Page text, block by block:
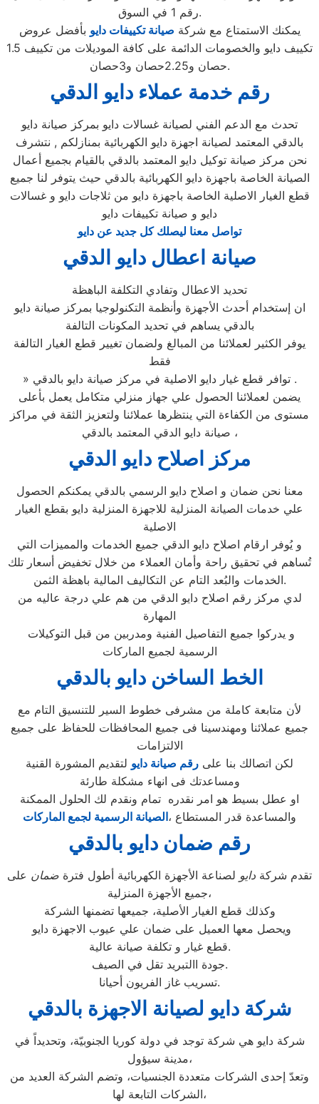
رقم 1 في السوق.
يمكنك الاستمتاع مع شركة صيانة تكييفات دايو بأفضل عروض
تكييف دايو والخصومات الدائمة على كافة الموديلات من تكييف 1.5
حصان و2.25حصان و3حصان.
رقم خدمة عملاء دايو الدقي
تحدث مع الدعم الفني لصيانة غسالات دايو بمركز صيانة دايو
بالدقي المعتمد لصيانة اجهزة دايو الكهربائية بمنازلكم , نتشرف
نحن مركز صيانة توكيل دايو المعتمد بالدقي بالقيام بجميع أعمال
الصيانة الخاصة باجهزة دايو الكهربائية بالدقي حيث يتوفر لنا جميع
قطع الغيار الاصلية الخاصة باجهزة دايو من ثلاجات دايو و غسالات
دايو و صيانة تكييفات دايو
تواصل معنا ليصلك كل جديد عن دايو
صيانة اعطال دايو الدقي
تحديد الاعطال وتفادي التكلفة الباهظة
ان إستخدام أحدث الأجهزة وأنظمة التكنولوجيا بمركز صيانة دايو
بالدقي يساهم في تحديد المكونات التالفة
يوفر الكثير لعملائنا من المبالغ ولضمان تغيير قطع الغيار التالفة
فقط
» توافر قطع غيار دايو الاصلية في مركز صيانة دايو بالدقي .
يضمن لعملائنا الحصول علي جهاز منزلي متكامل يعمل بأعلى
مستوى من الكفاءة التي ينتظرها عملائنا ولتعزيز الثقة في مراكز
صيانة دايو الدقي المعتمد بالدقي ،
مركز اصلاح دايو الدقي
معنا نحن ضمان و اصلاح دايو الرسمي بالدقي يمكنكم الحصول
علي خدمات الصيانة المنزلية للاجهزة المنزلية دايو بقطع الغيار
الاصلية
و يُوفر ارقام اصلاح دايو الدقي جميع الخدمات والمميزات التي
تُساهم في تحقيق راحة وأمان العملاء من خلال تخفيض أسعار تلك
الخدمات والبُعد التام عن التكاليف المالية باهظة الثمن.
لدي مركز رقم اصلاح دايو الدقي من هم علي درجة عاليه من
المهارة
الرسمية لجميع الماركات
الخط الساخن دايو بالدقي
لأن متابعة كاملة من مشرفى خطوط السير للتنسيق التام مع
جميع عملائنا ومهندسينا فى جميع المحافظات للحفاظ على جميع
الالتزامات
لكن اتصالك بنا على رقم صيانة دايو لتقديم المشورة القنية
ومساعدتك فى انهاء مشكلة طارئة
او عطل بسيط هو امر نقدره تمام ونقدم لك الحلول الممكنة
والمساعدة قدر المستطاع ،الصيانة الرسمية لجمع الماركات
رقم ضمان دايو بالدقي
تقدم شركة دايو لصناعة الأجهزة الكهربائية أطول فترة ضمان على
جميع الأجهزة المنزلية،
وكذلك قطع الغيار الأصلية، جميعها تضمنها الشركة
ويحصل معها العميل على ضمان علي عيوب الاجهزة دايو
قطع غيار و تكلفة صيانة عالية.
جودة االتبريد تقل في الصيف.
تسريب غاز الفريون أحيانا.
شركة دايو لصيانة الاجهزة بالدقي
شركة دايو هي شركة توجد في دولة كوريا الجنوبيّة، وتحديداً في
مدينة سيؤول،
وتعدّ إحدى الشركات متعددة الجنسيات، وتضم الشركة العديد من
الشركات التابعة لها،